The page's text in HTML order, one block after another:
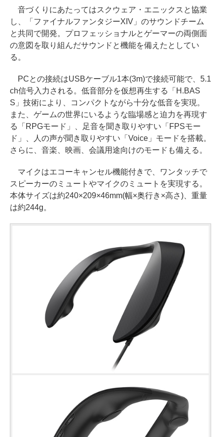
音づくりにあたってはスクウェア・エニックスと協業
し、「ファイナルファンタジーXIV」のサウンドチーム
と共同で開発。プロフェッショナルとゲーマーの両側面
の意図を取り組んだサウンドと機能を備えたとしてい
る。
PCとの接続はUSBケーブル1本(3m)で接続可能で、5.1
ch信号入力される。低音部分を仮想再生する「H.BAS
S」技術により、コンパクトながら十分な低音を実現。
また、ゲームの世界にいるような臨場感と迫力を再現す
る「RPGモード」、足音を聞き取りやすい「FPSモー
ド」、人の声が聞き取りやすい「Voice」モードを搭載。
さらに、音楽、映画、会議用途向けのモードも備える。
マイクはエコーキャンセル機能付きで、ワンタッチで
スピーカーのミュートやマイクのミュートを実現する。
本体サイズは約240×209×46mm(幅×奥行き×高さ)、重量
は約244g。